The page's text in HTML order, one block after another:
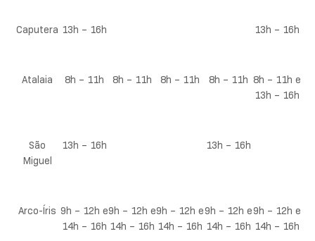
Caputera 13h – 16h 13h – 16h
Atalaia 8h – 11h 8h – 11h 8h – 11h 8h – 11h 8h – 11h e
13h – 16h
São
Miguel
13h – 16h 13h – 16h
Arco-Íris 9h – 12h e
14h – 16h
9h – 12h e
14h – 16h
9h – 12h e
14h – 16h
9h – 12h e
14h – 16h
9h – 12h e
14h – 16h